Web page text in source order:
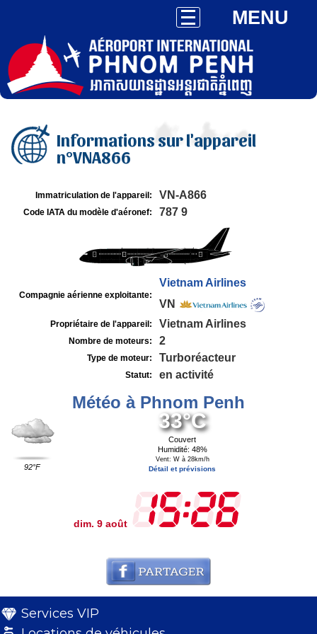
MENU
Informations sur l'appareil
n°VNA866
Immatriculation de l'appareil: VN-A866
Code IATA du modèle d'aéronef: 787 9
Compagnie aérienne exploitante:
Vietnam Airlines
VN
Propriétaire de l'appareil: Vietnam Airlines
Nombre de moteurs: 2
Type de moteur: Turboréacteur
Statut: en activité
Météo à Phnom Penh
92°F
33°C
Couvert
Humidité: 48%
Vent: W à 28km/h
Détail et prévisions
dim. 9 août
Services VIP